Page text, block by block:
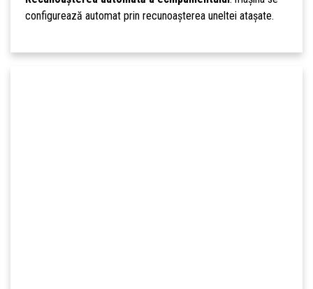
configurează automat prin recunoașterea uneltei atașate.